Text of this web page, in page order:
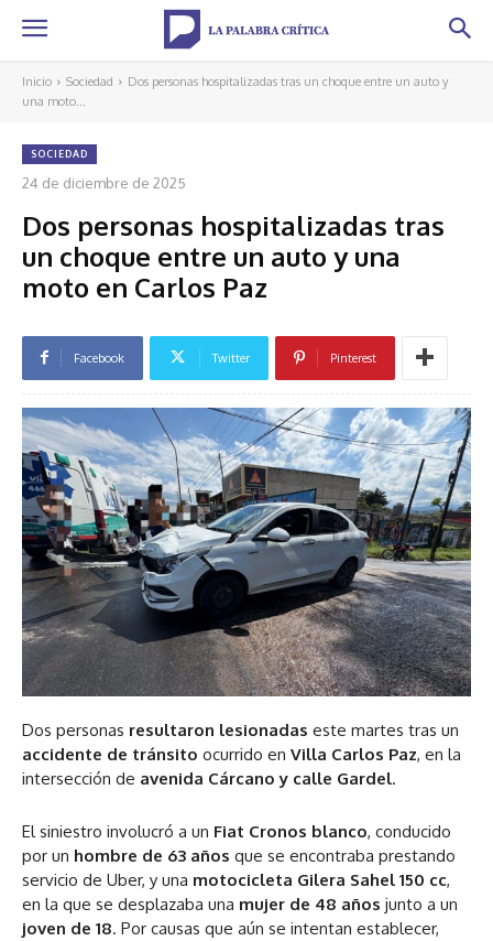
Inicio Sociedad
Dos personas hospitalizadas tras un choque entre un auto y
una moto...
SOCIEDAD
24 de diciembre de 2025
Dos personas hospitalizadas tras
un choque entre un auto y una
moto en Carlos Paz
Facebook Twitter Pinterest
Dos personas resultaron lesionadas este martes tras un
accidente de tránsito ocurrido en Villa Carlos Paz, en la
intersección de avenida Cárcano y calle Gardel.
El siniestro involucró a un Fiat Cronos blanco, conducido
por un hombre de 63 años que se encontraba prestando
servicio de Uber, y una motocicleta Gilera Sahel 150 cc,
en la que se desplazaba una mujer de 48 años junto a un
joven de 18. Por causas que aún se intentan establecer,